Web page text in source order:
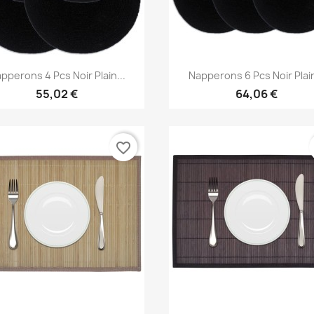
Aperçu rapide
4 Pcs Noir Plain...
55,02 €
Aperçu rapide
Napperons 6 Pcs Noir
64,06 €
favorite_border